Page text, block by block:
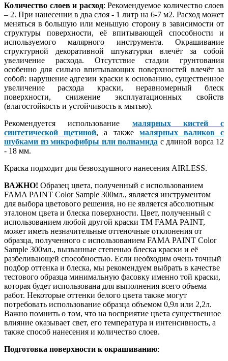
Количество слоев и расход: Рекомендуемое количество слоев
– 2. При нанесении в два слоя - 1 литр на 6-7 м2. Расход может
меняться в большую или меньшую сторону в зависимости от
структуры поверхности, её впитывающей способности и
используемого малярного инструмента. Окрашивание
структурной декоративной штукатурки влечёт за собой
увеличение расхода. Отсутствие стадии грунтования
особенно для сильно впитывающих поверхностей влечёт за
собой: нарушение адгезии краски к основанию, существенное
увеличение расхода краски, неравномерный блеск
поверхности, снижение эксплуатационных свойств
(влагостойкость и устойчивость к мытью).
Рекомендуется использование малярных кистей с
синтетической щетиной, а также малярных валиков с
шубками из микрофибры или полиамида с длиной ворса 12
- 18 мм.
Краска подходит для безвоздушного нанесения AIRLESS.
ВАЖНО! Образец цвета, полученный с использованием
FAMA PAINT Color Sample 300мл., является инструментом
для выбора цветового решения, но не является абсолютным
эталоном цвета и блеска поверхности. Цвет, полученный с
использованием любой другой краски ТМ FAMA PAINT,
может иметь незначительные оттеночные отклонения от
образца, полученного с использованием FAMA PAINT Color
Sample 300мл., вызванные степенью блеска краски и её
разбеливающей способностью. Если необходим очень точный
подбор оттенка и блеска, мы рекомендуем выбрать в качестве
тестового образца минимальную фасовку именно той краски,
которая будет использована для выполнения всего объема
работ. Некоторые оттенки белого цвета также могут
потребовать использование образца объемом 0,9л или 2,2л.
Важно помнить о том, что на восприятие цвета существенное
влияние оказывает свет, его температура и интенсивность, а
также способ нанесения и количество слоев.
Подготовка поверхности к окрашиванию: